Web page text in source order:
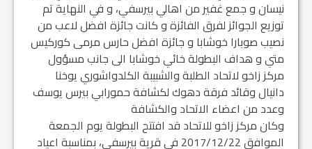
نيسان و جمع غفير من اهالي بيرسفي، و في النهاية تم
توزيع الجوائز لفرق الفائزة و كانت جائزة افضل لاعب من
نصيب صوبارا خوشابا و جائزة افضل حارس مرمى كوركيس
متي و هداف البطولة خائي خوشابا الى جانب مسؤول
مركز زاخو لاتحاد الطلبة والشبيبة الكلدواشوري يوخنا
دانيال وقائد فرقة دهوك لكشافة حمورابي بيرس يوسف
وعدد من اعضاء الاتحاد والكشافة
وكان مركز زاخو للاتحاد قد افتتح البطولة يوم الجمعة
الموافق 2017/12/22 في قرية بيرسفي، بمناسبة اعياد